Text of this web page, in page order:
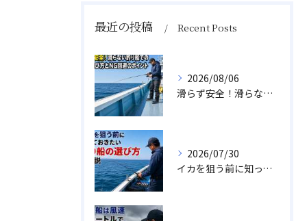
最近の投稿 Recent Posts
2026/08/06
滑らず安全！滑らない釣り船での靴の選び方とNG回避のポイント
2026/07/30
イカを狙う前に知っておきたい釣り船の選び方を解説